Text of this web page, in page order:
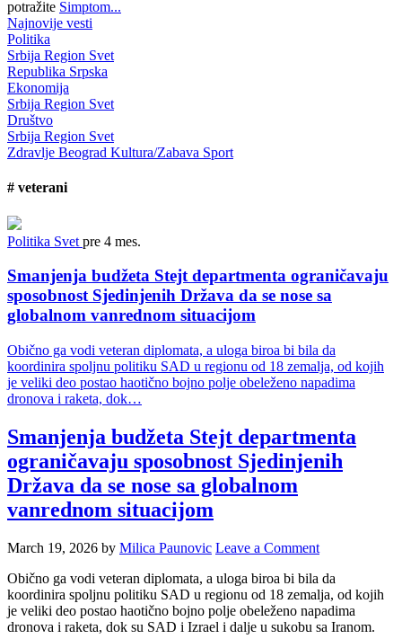
potražite Simptom...
Najnovije vesti
Politika
Srbija Region Svet
Republika Srpska
Ekonomija
Srbija Region Svet
Društvo
Srbija Region Svet
Zdravlje Beograd Kultura/Zabava Sport
# veterani
Politika Svet pre 4 mes.
Smanjenja budžeta Stejt departmenta ograničavaju
sposobnost Sjedinjenih Država da se nose sa
globalnom vanrednom situacijom
Obično ga vodi veteran diplomata, a uloga biroa bi bila da
koordinira spoljnu politiku SAD u regionu od 18 zemalja, od kojih
je veliki deo postao haotično bojno polje obeleženo napadima
dronova i raketa, dok…
Smanjenja budžeta Stejt departmenta
ograničavaju sposobnost Sjedinjenih
Država da se nose sa globalnom
vanrednom situacijom
March 19, 2026 by Milica Paunovic Leave a Comment
Obično ga vodi veteran diplomata, a uloga biroa bi bila da
koordinira spoljnu politiku SAD u regionu od 18 zemalja, od kojih
je veliki deo postao haotično bojno polje obeleženo napadima
dronova i raketa, dok su SAD i Izrael i dalje u sukobu sa Iranom.